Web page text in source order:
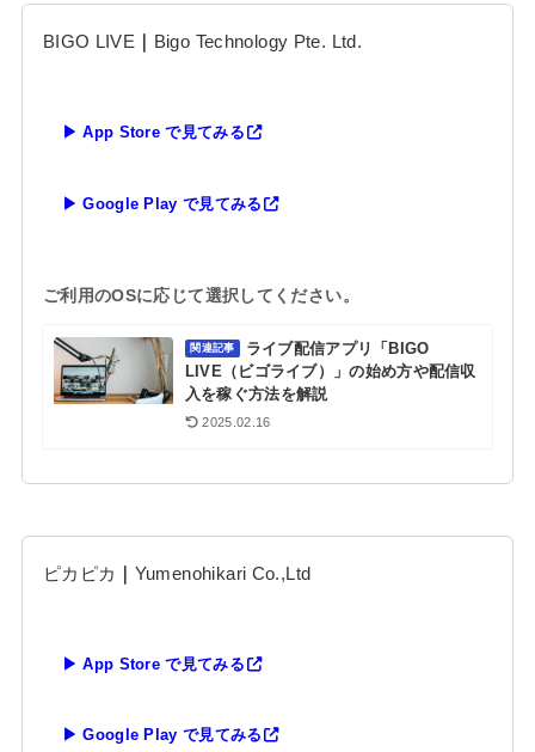
BIGO LIVE ｜ Bigo Technology Pte. Ltd.
▶ App Store で見てみる
▶ Google Play で見てみる
ご利用のOSに応じて選択してください。
関連記事
ライブ配信アプリ「BIGO
LIVE（ビゴライブ）」の始め方や配信収
入を稼ぐ方法を解説
2025.02.16
ピカピカ ｜ Yumenohikari Co.,Ltd
▶ App Store で見てみる
▶ Google Play で見てみる